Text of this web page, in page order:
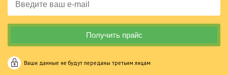
Ваши данные не будут переданы третьим лицам